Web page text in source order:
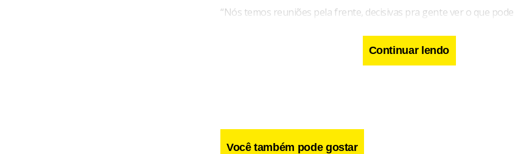
“Nós temos reuniões pela frente, decisivas pra gente ver o que
condições de auditoria e que as eleições se transcorram da forma
Continuar lendo
Você também pode gostar